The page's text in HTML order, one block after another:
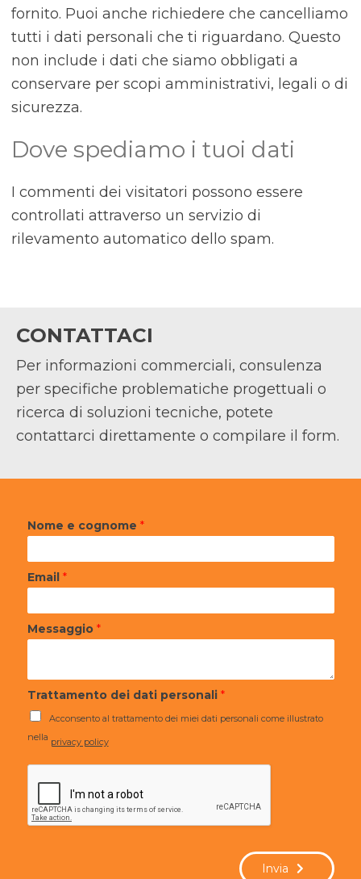
fornito. Puoi anche richiedere che cancelliamo
tutti i dati personali che ti riguardano. Questo
non include i dati che siamo obbligati a
conservare per scopi amministrativi, legali o di
sicurezza.
Dove spediamo i tuoi dati
I commenti dei visitatori possono essere
controllati attraverso un servizio di
rilevamento automatico dello spam.
CONTATTACI
Per informazioni commerciali, consulenza
per specifiche problematiche progettuali o
ricerca di soluzioni tecniche, potete
contattarci direttamente o compilare il form.
Nome e cognome *
Email *
Messaggio *
Trattamento dei dati personali *
Acconsento al trattamento dei miei dati personali come illustrato
nella privacy policy
Invia